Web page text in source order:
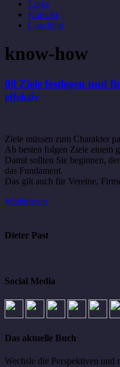
Links
Kontakt
Coaching
know-how
08 Ziele festlegen und
effektiv
Ziele müssen zum Charakter
Ab besten folgen Ziele einem
Damit sollten Sie beginnen,
das Fundament.
Das gilt auch für Vereine,
Weiterlesen
Dieter Past
Social Media
Das aktuelle Buch
Wechsle die Perspektiven